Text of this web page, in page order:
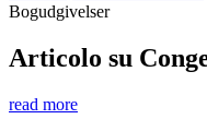
Bogudgivelser
Articolo su
read more